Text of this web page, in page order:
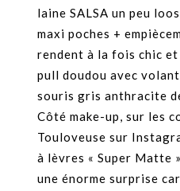
laine SALSA un peu
maxi poches +
rendent à la fois chic et
pull doudou avec
souris gris anthracite
Côté make-up, sur les
Touloveuse sur
à lèvres « Super Matte
une énorme surprise